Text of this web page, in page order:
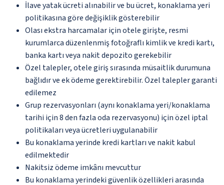
İlave yatak ücreti alınabilir ve bu ücret, konaklama yeri
politikasına göre değişiklik gösterebilir
Olası ekstra harcamalar için otele girişte, resmi
kurumlarca düzenlenmiş fotoğraflı kimlik ve kredi kartı,
banka kartı veya nakit depozito gerekebilir
Özel talepler, otele giriş sırasında müsaitlik durumuna
bağlıdır ve ek ödeme gerektirebilir. Özel talepler garanti
edilemez
Grup rezervasyonları (aynı konaklama yeri/konaklama
tarihi için 8 den fazla oda rezervasyonu) için özel iptal
politikaları veya ücretleri uygulanabilir
Bu konaklama yerinde kredi kartları ve nakit kabul
edilmektedir
Nakitsiz ödeme imkânı mevcuttur
Bu konaklama yerindeki güvenlik özellikleri arasında